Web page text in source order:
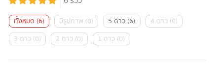
ทั้งหมด (6) มีรูปภาพ (0) 5 ดาว (6) 4 ดาว (0)
3 ดาว (0) 2 ดาว (0) 1 ดาว (0)